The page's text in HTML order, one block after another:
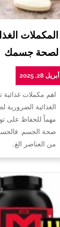
المكملات
لصحة جسمك
أبريل 28, 2025
اهم مكملات غذائية
الغذائية
مهماً للحفاظ على
صحة الجسم.
من العناصر الغ…